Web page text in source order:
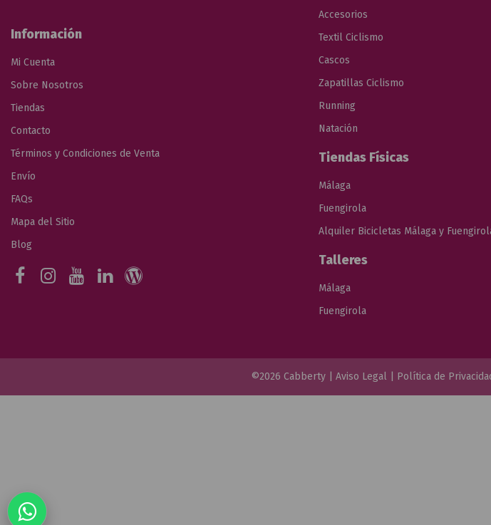
Información
Mi Cuenta
Sobre Nosotros
Tiendas
Contacto
Términos y Condiciones de Venta
Envío
FAQs
Mapa del Sitio
Blog
Accesorios
Textil Ciclismo
Cascos
Zapatillas Ciclismo
Running
Natación
Tiendas Físicas
Málaga
Fuengirola
Alquiler Bicicletas Málaga y
Talleres
Málaga
Fuengirola
©2026 Cabberty | Aviso Legal Política de